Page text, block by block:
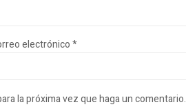
electrónico*
la próxima vez que haga un comentario.